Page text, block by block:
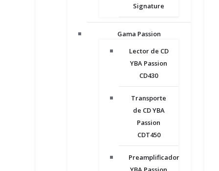
Signature
Gama Passion
Lector de CD
YBA Passion
CD430
Transporte
de CD YBA
Passion
CDT450
Preamplificador